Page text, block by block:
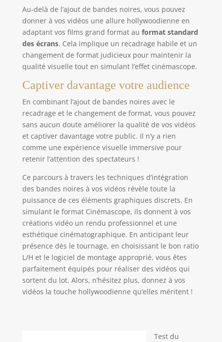
Au-delà de l’ajout de bandes noires, vous pouvez
donner à vos vidéos une allure hollywoodienne en
adaptant vos films grand format au format standard
des écrans. Cela implique un recadrage habile et un
changement de format judicieux pour maintenir la
qualité visuelle tout en simulant l’effet cinémascope.
Captiver davantage votre audience
En combinant l’ajout de bandes noires avec le
recadrage et le changement de format, vous pouvez
sans aucun doute améliorer la qualité de vos vidéos
et captiver davantage votre public. Il n’y a rien
comme une expérience visuelle immersive pour
retenir l’attention des spectateurs !
Ce parcours à travers les techniques d’intégration
des bandes noires à vos vidéos révèle toute la
puissance de ces éléments graphiques discrets. En
simulant le format Cinémascope, ils donnent à vos
créations vidéo un rendu professionnel et une
esthétique cinématographique. En anticipant leur
présence dès le tournage, en choisissant le bon ratio
L/H et le logiciel de montage approprié, vous êtes
parfaitement équipés pour réaliser des vidéos qui
sortent du lot. Alors, n’hésitez plus, donnez à vos
vidéos la touche hollywoodienne qu’elles méritent !
Test du